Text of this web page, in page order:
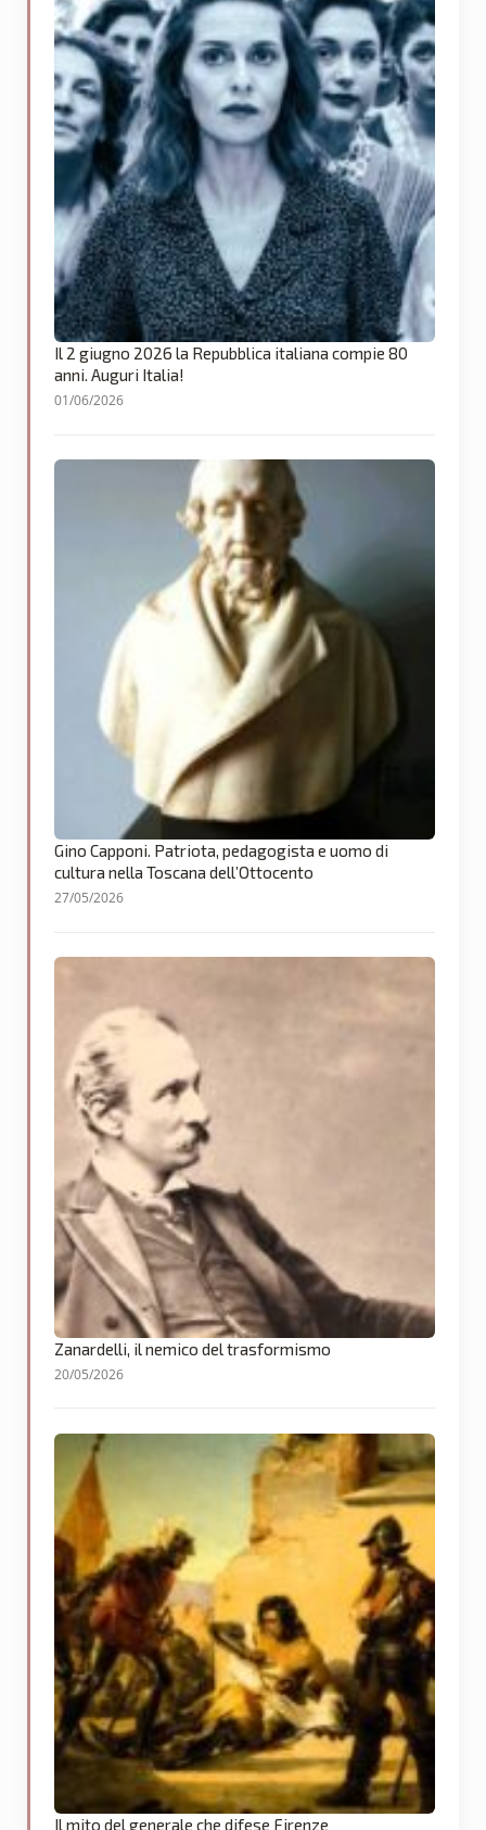
Il 2 giugno 2026 la Repubblica italiana compie 80
anni. Auguri Italia!
01/06/2026
Gino Capponi. Patriota, pedagogista e uomo di
cultura nella Toscana dell’Ottocento
27/05/2026
Zanardelli, il nemico del trasformismo
20/05/2026
Il mito del generale che difese Firenze